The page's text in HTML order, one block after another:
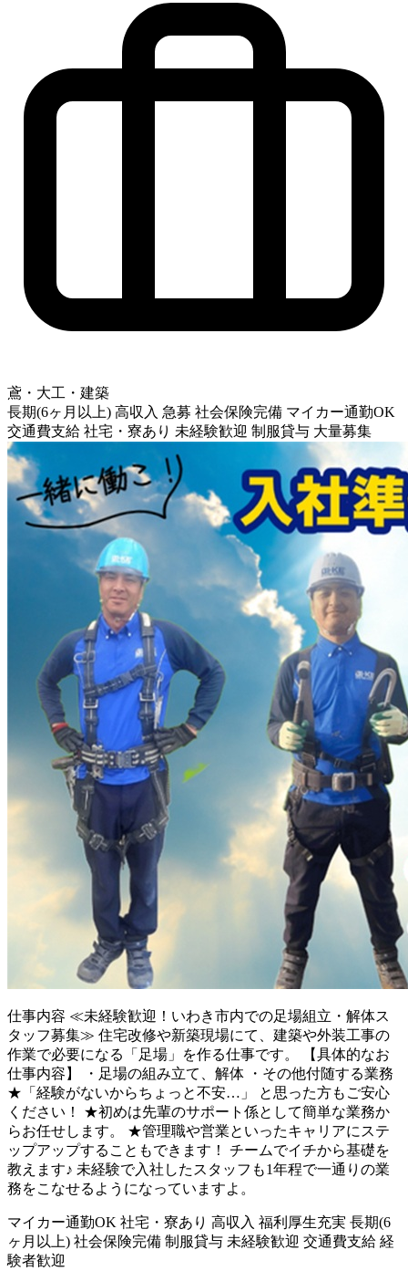
鳶・大工・建築
長期(6ヶ月以上) 高収入 急募 社会保険完備 マイカー通勤OK
交通費支給 社宅・寮あり 未経験歓迎 制服貸与 大量募集
仕事内容 ≪未経験歓迎！いわき市内での足場組立・解体ス
タッフ募集≫ 住宅改修や新築現場にて、建築や外装工事の
作業で必要になる「足場」を作る仕事です。 【具体的なお
仕事内容】 ・足場の組み立て、解体 ・その他付随する業務
★「経験がないからちょっと不安…」 と思った方もご安心
ください！ ★初めは先輩のサポート係として簡単な業務か
らお任せします。 ★管理職や営業といったキャリアにステ
ップアップすることもできます！ チームでイチから基礎を
教えます♪ 未経験で入社したスタッフも1年程で一通りの業
務をこなせるようになっていますよ。
マイカー通勤OK 社宅・寮あり 高収入 福利厚生充実 長期(6
ヶ月以上) 社会保険完備 制服貸与 未経験歓迎 交通費支給 経
験者歓迎